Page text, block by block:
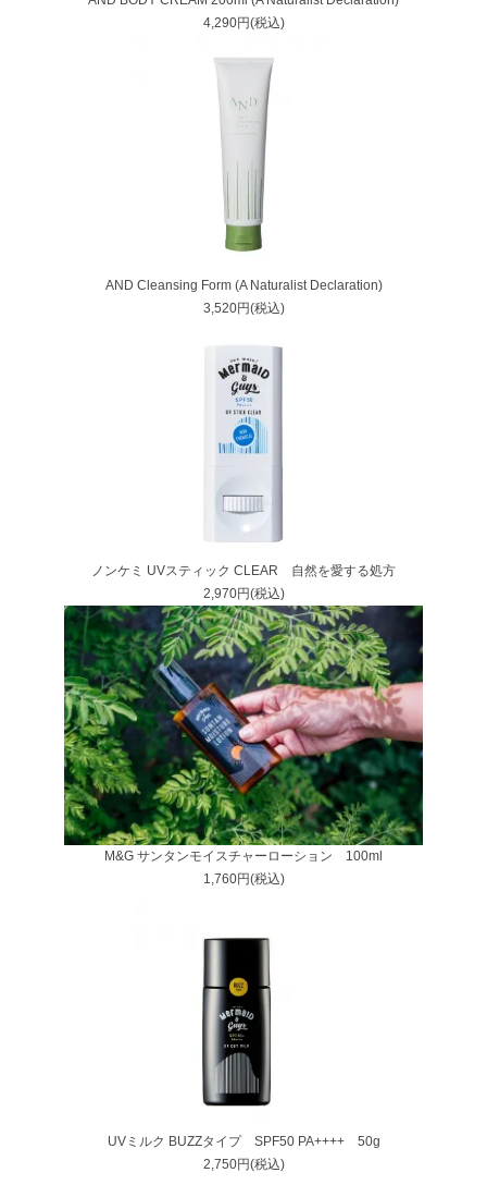
4,290円(税込)
AND Cleansing Form (A Naturalist Declaration)
3,520円(税込)
ノンケミ UVスティック CLEAR 自然を愛する処方
2,970円(税込)
M&G サンタンモイスチャーローション 100ml
1,760円(税込)
UVミルク BUZZタイプ SPF50 PA++++ 50g
2,750円(税込)